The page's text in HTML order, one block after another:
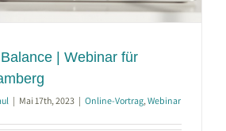
| Webinar für
| Mai 17th, 2023 | Online-Vortrag,Webinar